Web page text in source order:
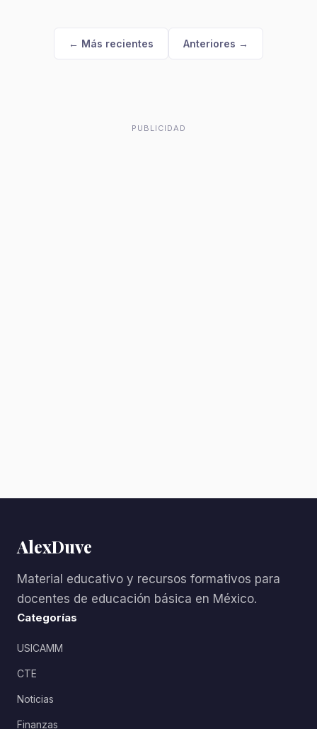
← Más recientes Anteriores →
PUBLICIDAD
AlexDuve
Material educativo y recursos formativos para
docentes de educación básica en México.
Categorías
USICAMM
CTE
Noticias
Finanzas